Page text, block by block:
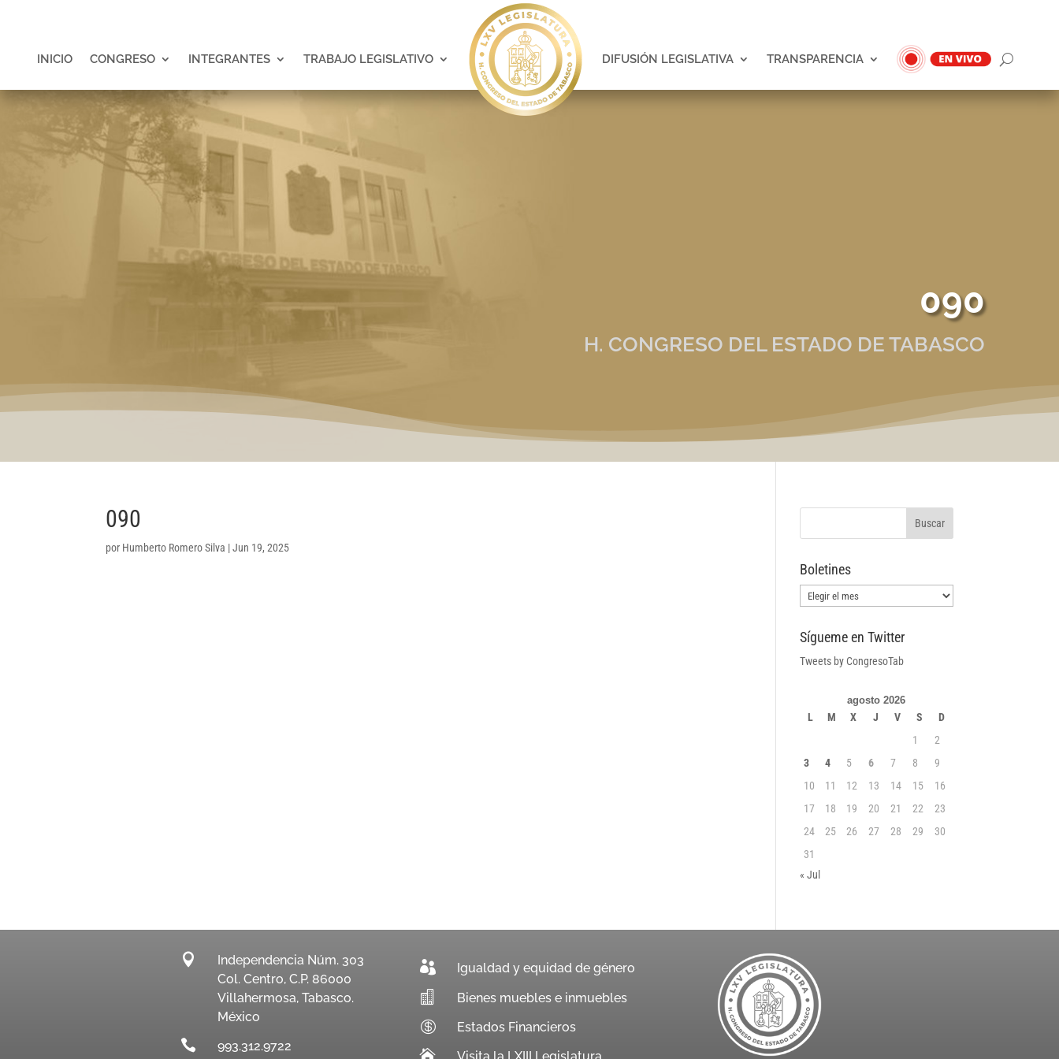
INICIO CONGRESO INTEGRANTES TRABAJO LEGISLATIVO DIFUSIÓN LEGISLATIVA TRANSPARENCIA
090
H. CONGRESO DEL ESTADO DE TABASCO
090
por Humberto Romero Silva |Jun 19, 2025
Boletines
Boletines
Sígueme en Twitter
Tweets by CongresoTab
agosto 2026
L M X J V S
D
1
2
3
4 5 6 7 8
9
10
11 12 13 14 15
16
17
18 19 20 21 22
23
24
25 26 27 28 29
30
31
« Jul

Independencia Núm. 303
Col. Centro, C.P. 86000
Villahermosa, Tabasco.
México

993.312.9722
 Igualdad y equidad de género
 Bienes muebles e inmuebles
 Estados Financieros
